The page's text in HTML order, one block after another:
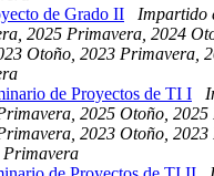
de Grado II
Impartido
2025 Primavera, 2024
Otoño, 2023 Primavera,
de Proyectos de TI I
2025 Otoño,
2023 Otoño,
Primavera